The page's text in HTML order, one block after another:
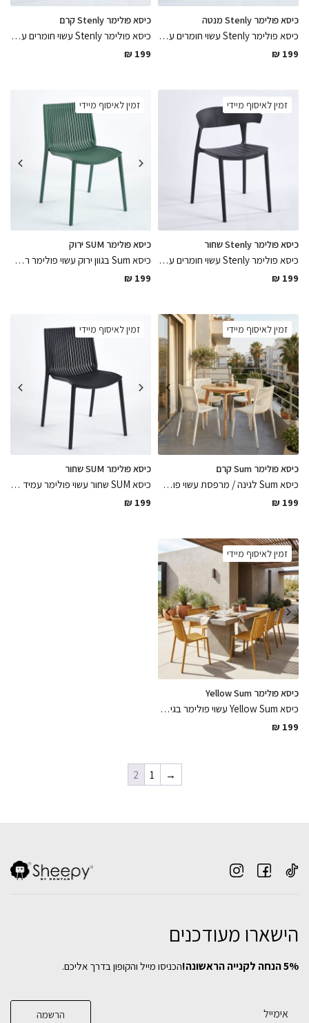
כיסא פולימר Stenly מנטה
כיסא פולימר Stenly עשוי חומרים עמידים לתנאי חוץ, כיסא רב שימושי לפנים ולחוץ בגוון מנטה נח לישיבה ממושכת
₪ 199
כיסא פולימר Stenly קרם
כיסא פולימר Stenly עשוי חומרים עמידים לתנאי חוץ, כיסא רב שימושי לפנים ולחוץ בגוון קרם נח לישיבה ממושכת, בגוון חמים לפינת הישיבה
₪ 199
זמין לאיסוף מיידי
כיסא פולימר Stenly שחור
כיסא פולימר Stenly עשוי חומרים עמידים לתנאי חוץ, כיסא רב שימושי לפנים ולחוץ בגוון שחור נח לישיבה ממושכת בגימור מושלם לפינת הישיבה
₪ 199
זמין לאיסוף מיידי
כיסא פולימר SUM ירוק
כיסא Sum בגוון ירוק עשוי פולימר רב שימושי לפנים ולבחוץ עמיד לתנאי מזג אוויר שונים בגימורים מושלמים וקווים נקיים
₪ 199
זמין לאיסוף מיידי
כיסא פולימר Sum קרם
כיסא Sum לגינה / מרפסת עשוי פולימר בגוון קרם , רב שימושי מיועד לפנים וחוץ ועמיד במיוחד, כיסא שירענן את פינת הישיבה
₪ 199
זמין לאיסוף מיידי
כיסא פולימר SUM שחור
כיסא SUM שחור עשוי פולימר עמיד במיוחד לתנאי חוץ ופנים בגימורים מושלמים נח במיוחד, בעיצוב קלאסי לשדרוג פינת הישיבה
₪ 199
זמין לאיסוף מיידי
כיסא פולימר Yellow Sum
כיסא Yellow Sum עשוי פולימר בגימורים מושלמים עמיד לתנאי מזג אוויר לחוץ ופנים ונח במיוחד
₪ 199
→
1
2
הישארו מעודכנים
5% הנחה לקנייה הראשונה! הכניסו מייל והקופון בדרך אליכם.